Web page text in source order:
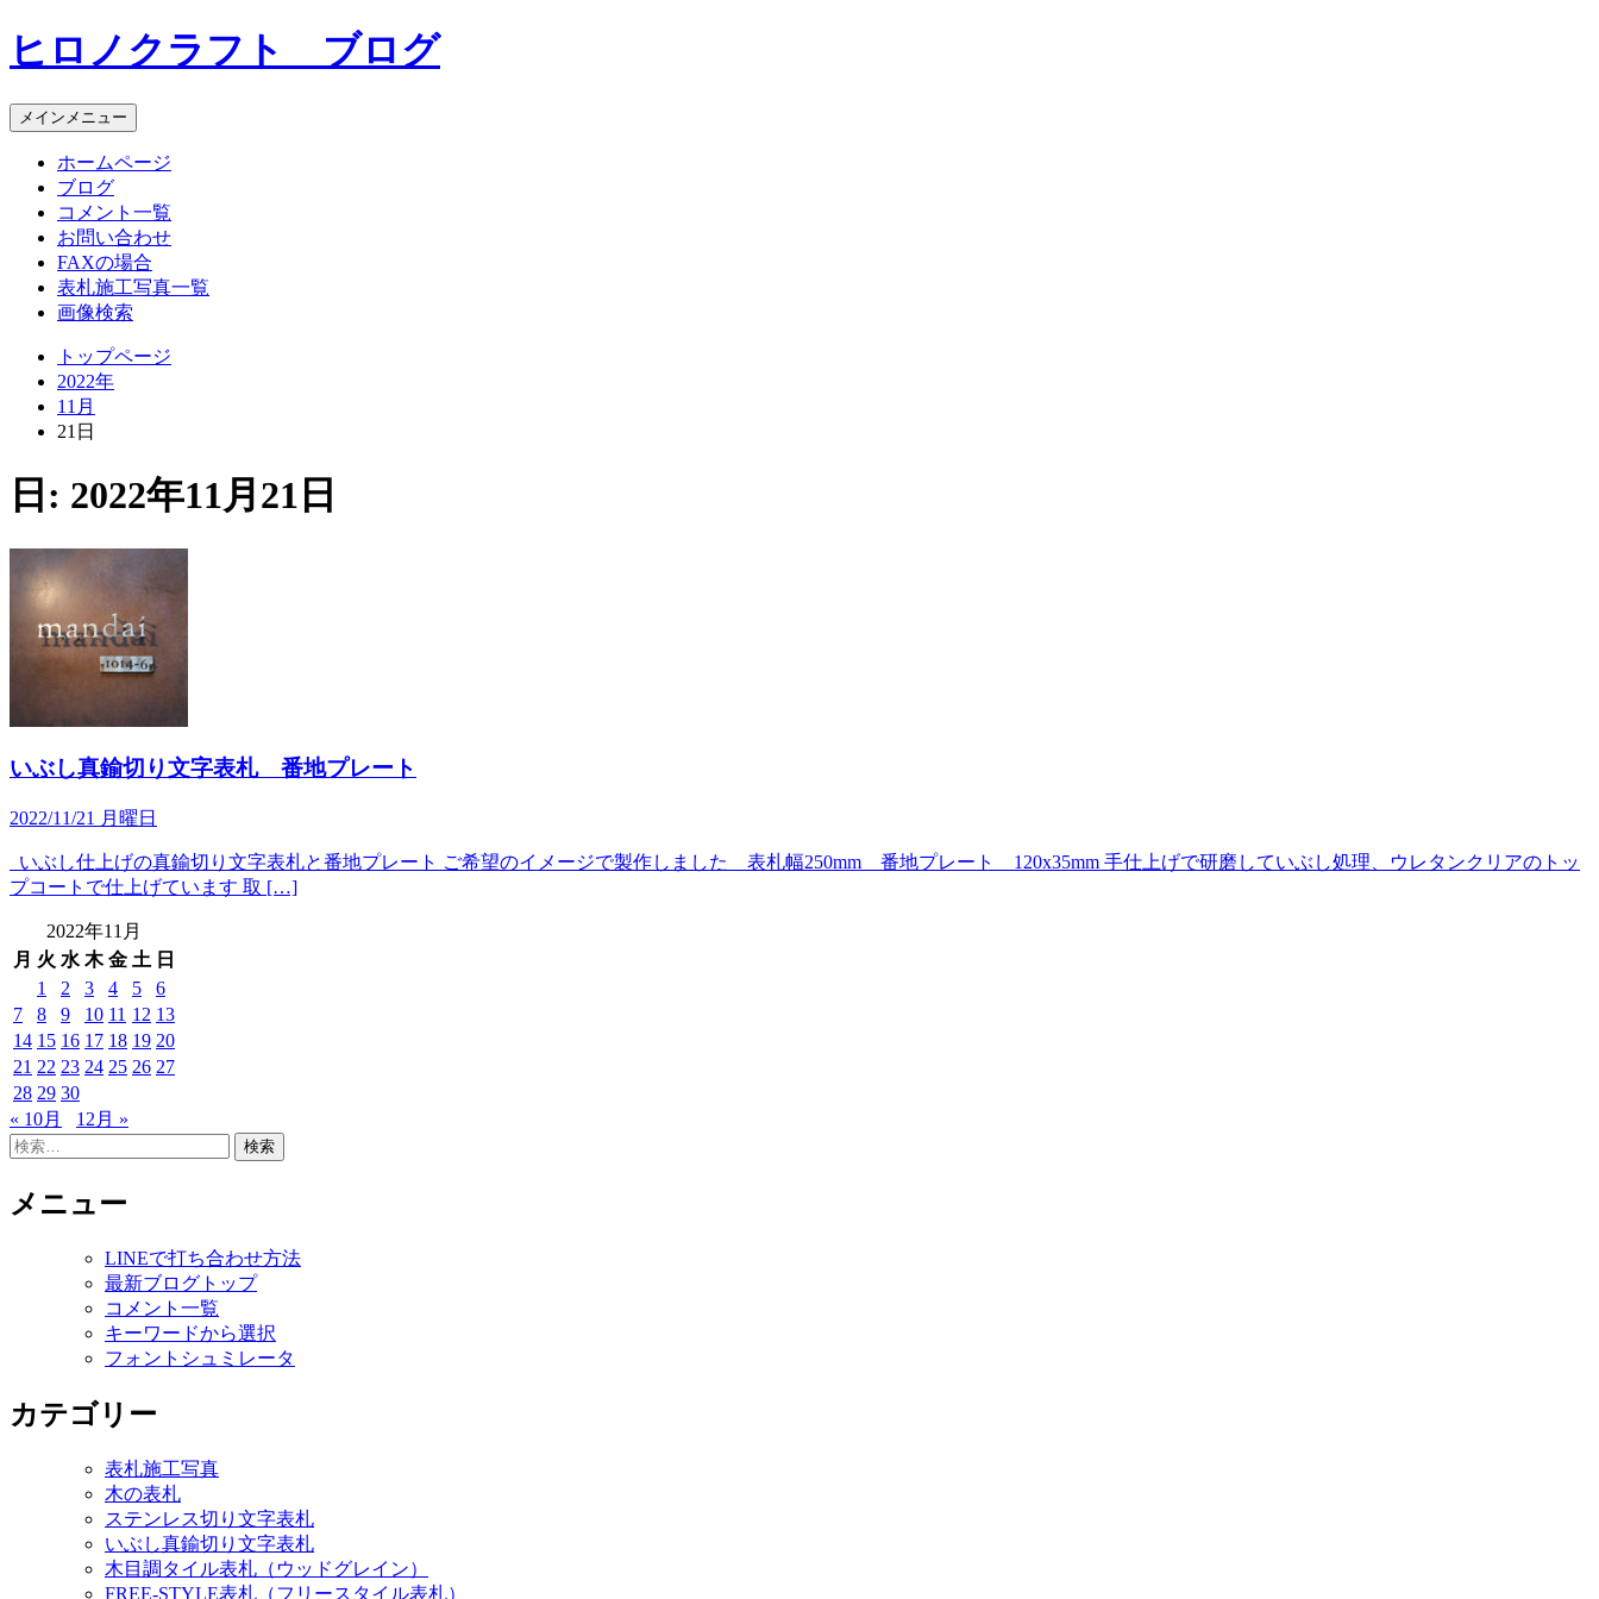
コ
ン
ン
ツ
ヒロノクラフト ブログ
メインメニュー
ホームページ
ブログ
コメント一覧
お問い合わせ
FAXの場合
表札施工写真一覧
画像検索
トップページ
2022年
11月
21日
日: 2022年11月21日
いぶし真鍮切り文字表札 番地プレート
2022/11/21 月曜日
いぶし仕上げの真鍮切り文字表札と番地プレート ご希望のイメージで製作しました 表札幅250mm 番地プレート 120x35mm 手仕上げで研磨していぶし処理、ウレタンクリアのトッ
プコートで仕上げています 取 […]
2022年11月
月 火 水 木 金 土 日
1
2 3 4 5
6
7
8 9 10 11 12 13
14 15 16 17 18 19 20
21 22 23 24 25 26 27
28 29 30
« 10月
12月 »
検
メニュー
LINEで打ち合わせ方法
最新ブログトップ
コメント一覧
キーワードから選択
フォントシュミレータ
カテゴリー
表札施工写真
木の表札
ステンレス切り文字表札
いぶし真鍮切り文字表札
木目調タイル表札（ウッドグレイン）
FREE-STYLE表札（フリースタイル表札）